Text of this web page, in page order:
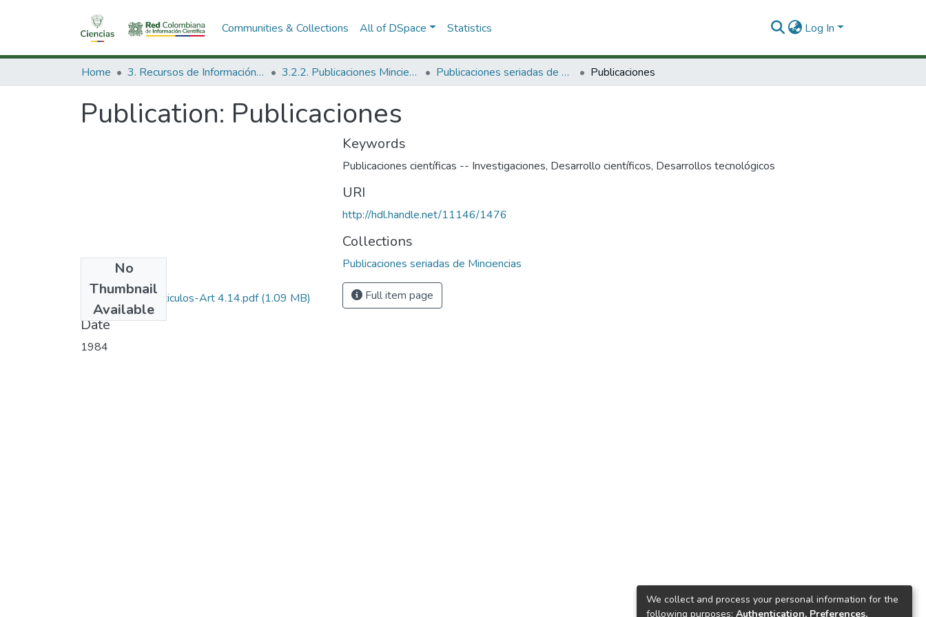
Communities & Collections All of DSpace Statistics Log In
Home 3. Recursos de Información Científica y Tecnológica 3.2.2. Publicaciones Minciencias Publicaciones seriadas de Minciencias Publicaciones
Publication: Publicaciones
No
Thumbnail
Available
1984-V2-N4-Articulos-Art 4.14.pdf(1.09 MB)
Date
1984
Keywords
Publicaciones científicas -- Investigaciones, Desarrollo científicos, Desarrollos tecnológicos
URI
http://hdl.handle.net/11146/1476
Collections
Publicaciones seriadas de Minciencias
Full item page
We collect and process your personal information for the
following purposes: Authentication, Preferences,